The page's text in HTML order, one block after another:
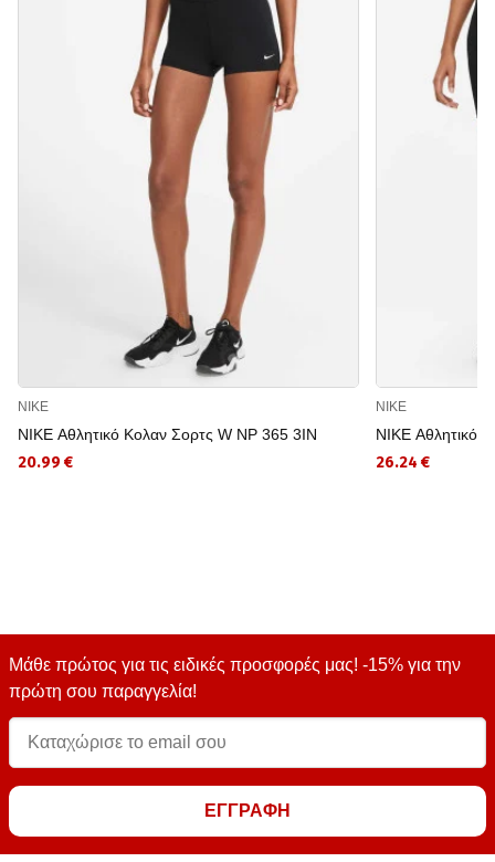
NIKE
NIKE Αθλητικό Κολαν Σορτς W NP 365 3IN
20.99 €
NIKE
NIKE Αθλητικό
26.24 €
Μάθε πρώτος για τις ειδικές προσφορές μας! -15% για την
πρώτη σου παραγγελία!
ΕΓΓΡΑΦΗ